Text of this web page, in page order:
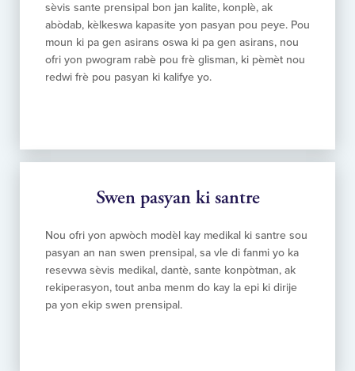
sèvis sante prensipal bon jan kalite, konplè, ak
abòdab, kèlkeswa kapasite yon pasyan pou peye. Pou
moun ki pa gen asirans oswa ki pa gen asirans, nou
ofri yon pwogram rabè pou frè glisman, ki pèmèt nou
redwi frè pou pasyan ki kalifye yo.
Swen pasyan ki santre
Nou ofri yon apwòch modèl kay medikal ki santre sou
pasyan an nan swen prensipal, sa vle di fanmi yo ka
resevwa sèvis medikal, dantè, sante konpòtman, ak
rekiperasyon, tout anba menm do kay la epi ki dirije
pa yon ekip swen prensipal.